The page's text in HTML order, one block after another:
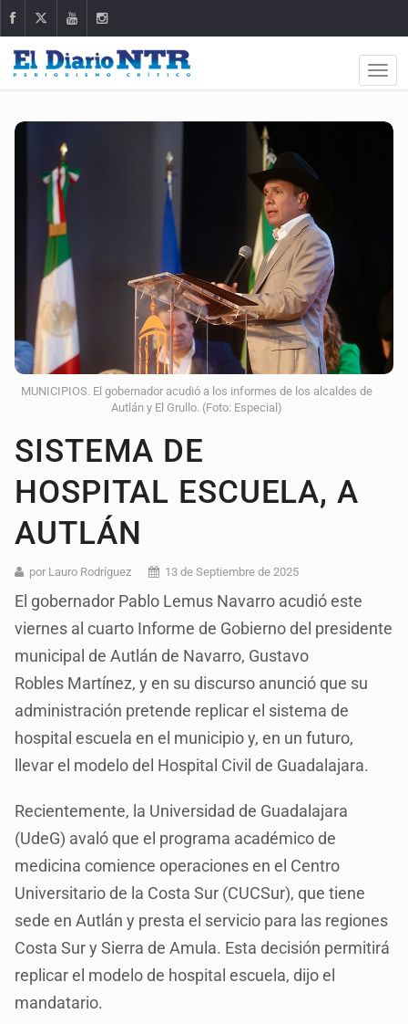
MUNICIPIOS. El gobernador acudió a los informes de los alcaldes de
Autlán y El Grullo. (Foto: Especial)
SISTEMA DE
HOSPITAL ESCUELA, A
AUTLÁN
por Lauro Rodríguez 13 de Septiembre de 2025
El gobernador Pablo Lemus Navarro acudió este
viernes al cuarto Informe de Gobierno del presidente
municipal de Autlán de Navarro, Gustavo
Robles Martínez, y en su discurso anunció que su
administración pretende replicar el sistema de
hospital escuela en el municipio y, en un futuro,
llevar el modelo del Hospital Civil de Guadalajara.
Recientemente, la Universidad de Guadalajara
(UdeG) avaló que el programa académico de
medicina comience operaciones en el Centro
Universitario de la Costa Sur (CUCSur), que tiene
sede en Autlán y presta el servicio para las regiones
Costa Sur y Sierra de Amula. Esta decisión permitirá
replicar el modelo de hospital escuela, dijo el
mandatario.